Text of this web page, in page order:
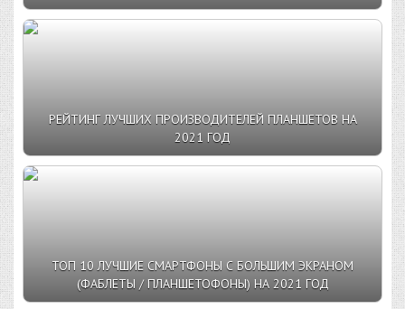
РЕЙТИНГ ЛУЧШИХ ПРОИЗВОДИТЕЛЕЙ ПЛАНШЕТОВ НА
2021 ГОД
ТОП 10 ЛУЧШИЕ СМАРТФОНЫ С БОЛЬШИМ ЭКРАНОМ
(ФАБЛЕТЫ / ПЛАНШЕТОФОНЫ) НА 2021 ГОД